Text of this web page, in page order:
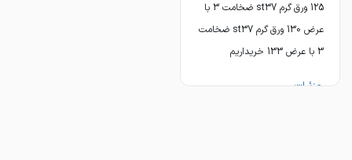
125 ورق گرم st37 ضخامت 3 با
عرض 130 ورق گرم st37 ضخامت
3 با عرض 133 خریداریم
جزئیات ...